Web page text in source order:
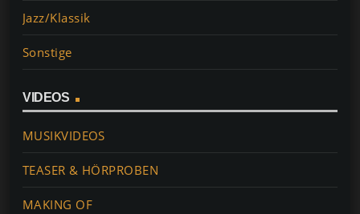
Jazz/Klassik
Sonstige
VIDEOS
MUSIKVIDEOS
TEASER & HÖRPROBEN
MAKING OF